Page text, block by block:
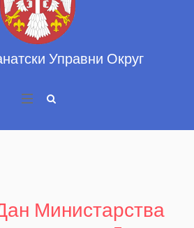
Министарства